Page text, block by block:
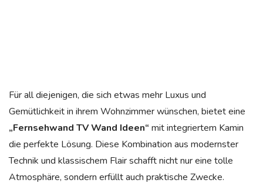
Für all diejenigen, die sich etwas mehr Luxus und
Gemütlichkeit in ihrem Wohnzimmer wünschen, bietet eine
„Fernsehwand TV Wand Ideen“ mit integriertem Kamin
die perfekte Lösung. Diese Kombination aus modernster
Technik und klassischem Flair schafft nicht nur eine tolle
Atmosphäre, sondern erfüllt auch praktische Zwecke.